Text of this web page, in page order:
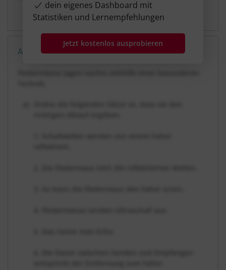
Lösung anzeigen
dein eigenes Dashboard mit
Statistiken und Lernempfehlungen
Jetzt kostenlos ausprobieren
Aufgabe 4 Dauer:
4 Minuten 6 Punkte schwer